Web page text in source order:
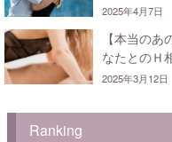
2025年4月7日
【本当の
なたとのＨ
2025年3月12日
Ranking